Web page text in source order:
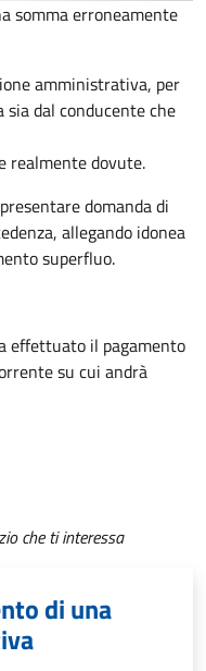
somma erroneamente
amministrativa, per
sia dal conducente che
realmente dovute.
domanda di
allegando idonea
superfluo.
effettuato il pagamento
su cui andrà
che ti interessa
di una